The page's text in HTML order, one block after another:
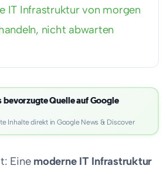
IT Infrastruktur von morgen
nicht abwarten
Quelle auf Google
Inhalte direkt in Google News & Discover
Eine moderne IT Infrastruktur